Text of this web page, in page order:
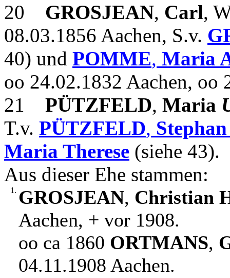
20 GROSJEAN, Carl,
08.03.1856 Aachen, S.v.
40) und POMME, Maria
oo 24.02.1832 Aachen, oo
21 PÜTZFELD, Maria
T.v. PÜTZFELD,
Maria Therese (siehe 43).
Aus dieser Ehe stammen:
1. GROSJEAN, Christian
Aachen, + vor 1908.
oo ca 1860 ORTMANS,
04.11.1908 Aachen.